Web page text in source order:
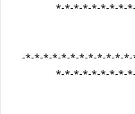
*-*-*-*-*-*-*-*-
-*-*-*-*-*-*-*-*-*-*-*-
*-*-*-*-*-*-*-*-